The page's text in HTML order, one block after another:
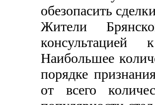
обезопасить
Жители
консультацией
Наибольшее
порядке
от всего